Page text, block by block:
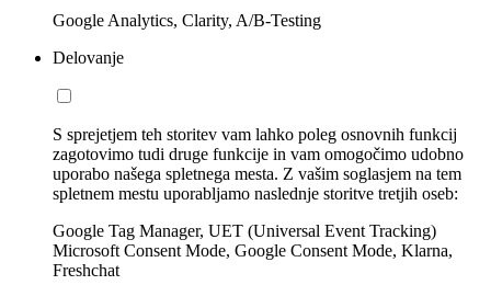
Google Analytics, Clarity, A/B-Testing
Delovanje
S sprejetjem teh storitev vam lahko poleg osnovnih funkcij
zagotovimo tudi druge funkcije in vam omogočimo udobno
uporabo našega spletnega mesta. Z vašim soglasjem na tem
spletnem mestu uporabljamo naslednje storitve tretjih oseb:
Google Tag Manager, UET (Universal Event Tracking)
Microsoft Consent Mode, Google Consent Mode, Klarna,
Freshchat